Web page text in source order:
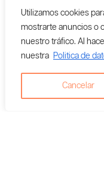
Utilizamos cookies
mostrarte anuncios o
nuestro tráfico. Al
nuestra Politica de
Cancelar